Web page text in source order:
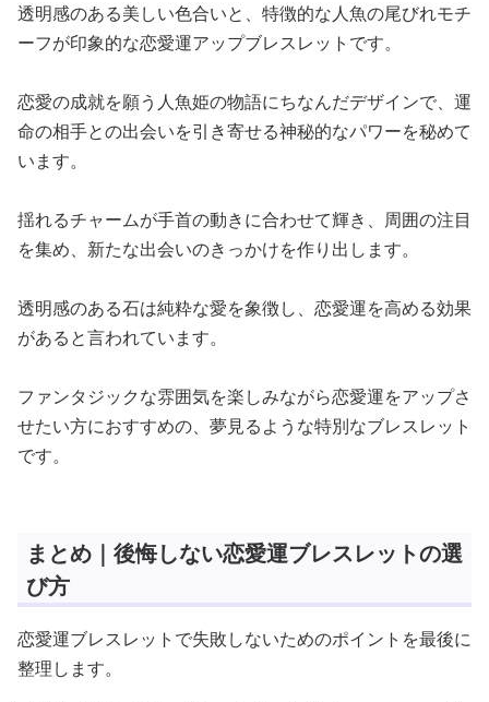
透明感のある美しい色合いと、特徴的な人魚の尾びれモチ
ーフが印象的な恋愛運アップブレスレットです。
恋愛の成就を願う人魚姫の物語にちなんだデザインで、運
命の相手との出会いを引き寄せる神秘的なパワーを秘めて
います。
揺れるチャームが手首の動きに合わせて輝き、周囲の注目
を集め、新たな出会いのきっかけを作り出します。
透明感のある石は純粋な愛を象徴し、恋愛運を高める効果
があると言われています。
ファンタジックな雰囲気を楽しみながら恋愛運をアップさ
せたい方におすすめの、夢見るような特別なブレスレット
です。
まとめ｜後悔しない恋愛運ブレスレットの選
び方
恋愛運ブレスレットで失敗しないためのポイントを最後に
整理します。